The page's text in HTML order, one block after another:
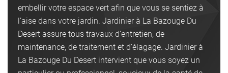
embellir votre espace vert afin que vous se sentiez à
l’aise dans votre jardin. Jardinier à La Bazouge Du
Desert assure tous travaux d’entretien, de
maintenance, de traitement et d’élagage. Jardinier à
La Bazouge Du Desert intervient que vous soyez un